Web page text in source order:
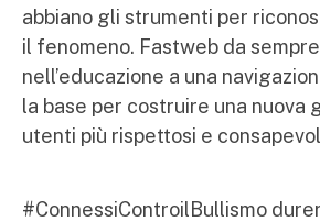
abbiano gli strumenti per
il fenomeno. Fastweb da
nell’educazione a una
la base per costruire una nuova
utenti più rispettosi e
#ConnessiControilBullismo